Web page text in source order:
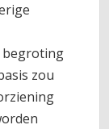
begroting
zou